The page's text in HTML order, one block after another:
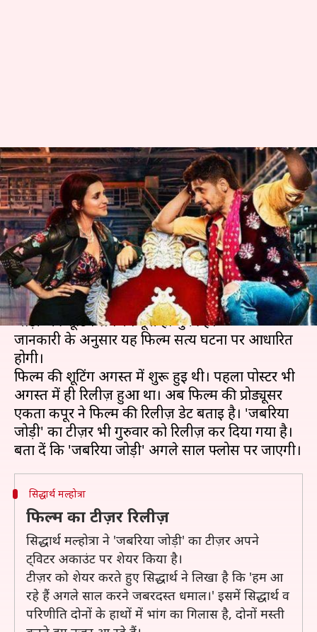
सत्य घटना पर आधारित परिणीति-
सिद्दार्थ की 'जबरिया जोड़ी' 2019 में
इस डेट को होगी रिलीज़
लेखन स्वाति पाण्डेय Dec 06, 2018 07:38 pm
क्या है खबर?
परिणीति चोपड़ा व सिद्दार्थ मल्होत्रा की फिल्म 'जबरिया
जोड़ी' की शूटिंग लगभग पूरी हो चुकी है।
जानकारी के अनुसार यह फिल्म सत्य घटना पर आधारित
होगी।
फिल्म की शूटिंग अगस्त में शुरू हुई थी। पहला पोस्टर भी
अगस्त में ही रिलीज़ हुआ था। अब फिल्म की प्रोड्यूसर
एकता कपूर ने फिल्म की रिलीज़ डेट बताई है। 'जबरिया
जोड़ी' का टीज़र भी गुरुवार को रिलीज़ कर दिया गया है।
सिद्धार्थ मल्होत्रा
फिल्म का टीज़र रिलीज़
सिद्धार्थ मल्होत्रा ने 'जबरिया जोड़ी' का टीज़र अपने
ट्विटर अकाउंट पर शेयर किया है।
टीज़र को शेयर करते हुए सिद्धार्थ ने लिखा है कि 'हम आ
रहे हैं अगले साल करने जबरदस्त धमाल।' इसमें सिद्धार्थ व
परिणीति दोनों के हाथों में भांग का गिलास है, दोनों मस्ती